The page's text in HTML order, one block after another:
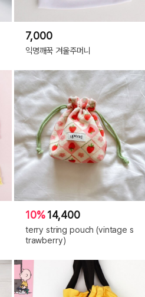
7,000
익명깨꾹 겨울주머니
10%14,400
terry string pouch (vintage s
trawberry)